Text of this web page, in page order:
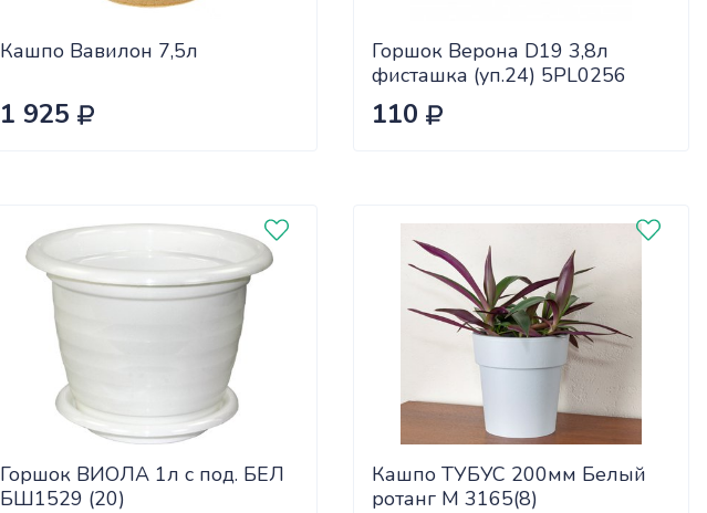
Кашпо Вавилон 7,5л
1 925
Горшок Верона D19 3,8л
фисташка (уп.24) 5PL0256
110
Горшок ВИОЛА 1л с под. БЕЛ
БШ1529 (20)
Кашпо ТУБУС 200мм Белый
ротанг М 3165(8)